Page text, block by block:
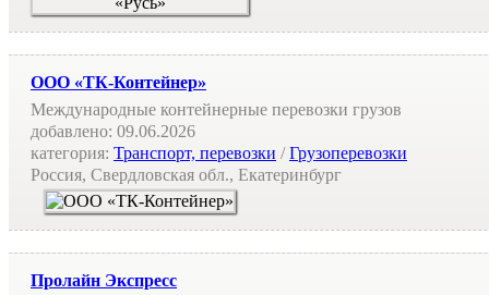
ООО «ТК-Контейнер»
Международные контейнерные перевозки грузов
добавлено: 09.06.2026
категория: Транспорт, перевозки /Грузоперевозки
Россия, Свердловская обл., Екатеринбург
Пролайн Экспресс